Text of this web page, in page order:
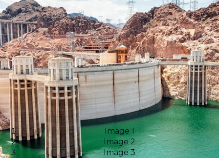
Image 1
Image 2
Image 3